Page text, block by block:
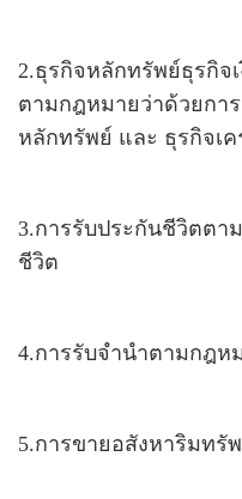
2.ธุรกิจหลักทรัพย์ธุรกิจ
ตามกฎหมายว่าด้วยกา
หลักทรัพย์ และ ธุรกิจเ
3.การรับประกันชีวิตตา
ชีวิต
4.การรับจำนำตามกฎห
5.การขายอสังหาริมทรั